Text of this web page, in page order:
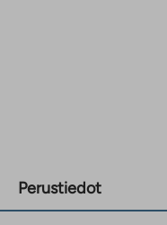
Perustiedot